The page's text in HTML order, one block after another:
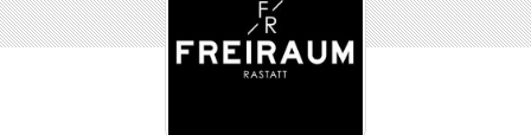
Wir freuen uns darauf, mit euch gemeinsam eine
unvergessliche Partynacht zu erleben!